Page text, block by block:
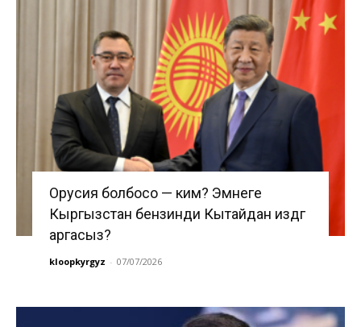
Орусия болбосо — ким? Эмнеге
Кыргызстан бензинди Кытайдан издөөгө
аргасыз?
kloopkyrgyz - 07/07/2026